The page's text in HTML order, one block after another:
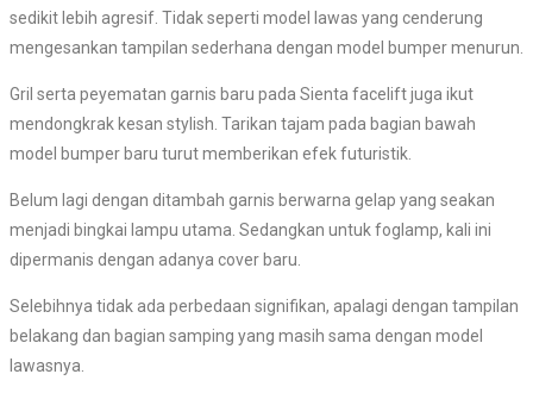
sedikit lebih agresif. Tidak seperti model lawas yang cenderung
mengesankan tampilan sederhana dengan model bumper menurun.
Gril serta peyematan garnis baru pada Sienta facelift juga ikut
mendongkrak kesan stylish. Tarikan tajam pada bagian bawah
model bumper baru turut memberikan efek futuristik.
Belum lagi dengan ditambah garnis berwarna gelap yang seakan
menjadi bingkai lampu utama. Sedangkan untuk foglamp, kali ini
dipermanis dengan adanya cover baru.
Selebihnya tidak ada perbedaan signifikan, apalagi dengan tampilan
belakang dan bagian samping yang masih sama dengan model
lawasnya.